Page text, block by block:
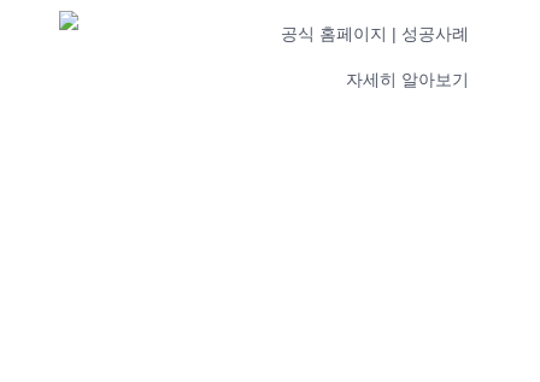
공식 홈페이지 | 성공사례
자세히 알아보기